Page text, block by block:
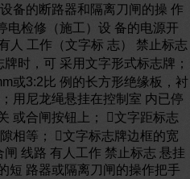
备的断路器和隔离刀闸的操 作
电检修（施工）设 备的电源开
人 工作（文字标 志） 禁止标志
时，可 采用文字形式标志牌；
或3:2比 例的长方形绝缘板，衬
用尼龙绳悬挂在控制室 内已停
或合闸按钮上； 文字距标志
相等； 文字标志牌边框的宽
线路 有人工作 禁止标志 悬挂
短 路器或隔离刀闸的操作把手